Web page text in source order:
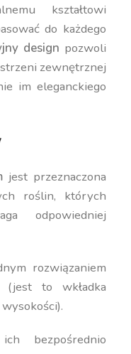
kształtowi
do każdego
design pozwoli
zewnętrznej
im eleganckiego
jest przeznaczona
roślin, których
odpowiedniej
rozwiązaniem
(jest to wkładka
ich bezpośrednio